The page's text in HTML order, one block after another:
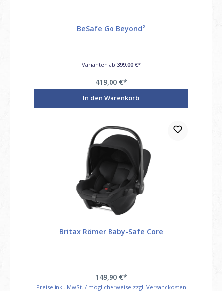
BeSafe Go Beyond²
Varianten ab 399,00 €*
419,00 €*
In den Warenkorb
Britax Römer Baby-Safe Core
149,90 €*
Preise inkl. MwSt. / möglicherweise zzgl. Versandkosten